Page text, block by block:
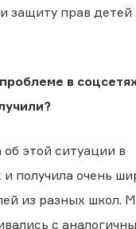
защиту прав детей
в
об этой ситуации в
получила очень
из разных школ.
с